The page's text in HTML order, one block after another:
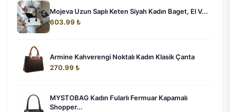
Mojeva Uzun Saplı Keten Siyah Kadın Baget, El V...
603.99 ₺
Armine Kahverengi Noktalı Kadın Klasik Çanta
270.99 ₺
MYSTOBAG Kadın Fularlı Fermuar Kapamalı
Shopper...